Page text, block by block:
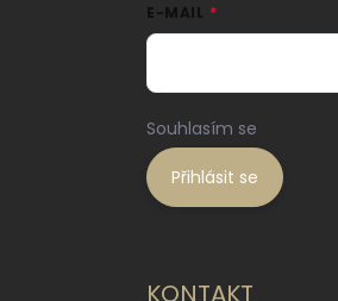
E-MAIL
Souhlasím se
Přihlásit se
KONTAKT